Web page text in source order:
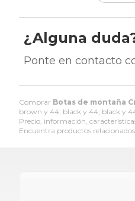
Comprar Botas de montaña
brown y 44; black y 44; black y
Precio, información,
Encuentra productos
¿Alguna
Ponte en contacto